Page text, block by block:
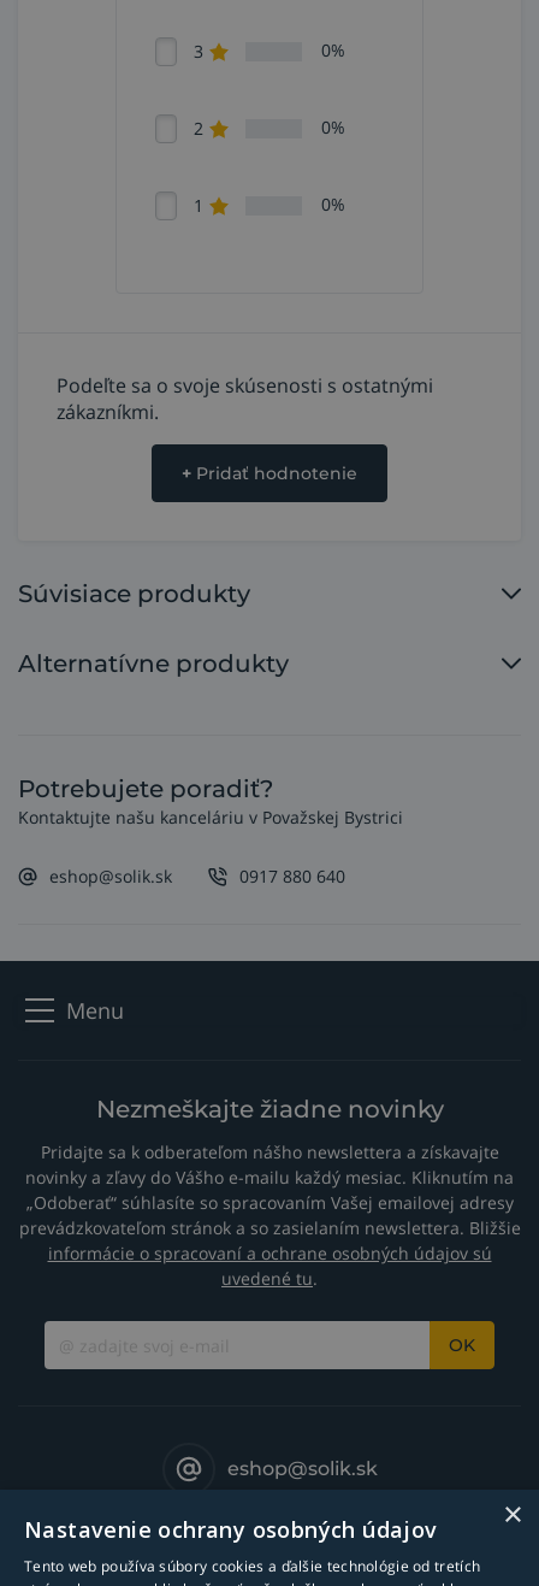
3 0%
2 0%
1 0%
Podeľte sa o svoje skúsenosti s ostatnými
zákazníkmi.
+ Pridať hodnotenie
Súvisiace produkty
Alternatívne produkty
Potrebujete poradiť?
Kontaktujte našu kanceláriu v Považskej Bystrici
eshop@solik.sk 0917 880 640
Menu
Nezmeškajte žiadne novinky
Pridajte sa k odberateľom nášho newslettera a získavajte
novinky a zľavy do Vášho e-mailu každý mesiac. Kliknutím na
„Odoberať“ súhlasíte so spracovaním Vašej emailovej adresy
prevádzkovateľom stránok a so zasielaním newslettera. Bližšie
informácie o spracovaní a ochrane osobných údajov sú
uvedené tu.
OK
eshop@solik.sk
×
Nastavenie ochrany osobných údajov
Tento web používa súbory cookies a ďalšie technológie od tretích